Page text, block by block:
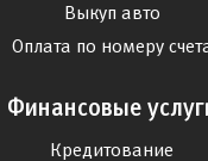
Выкуп авто
Оплата по номеру
Финансовые
Кредитование